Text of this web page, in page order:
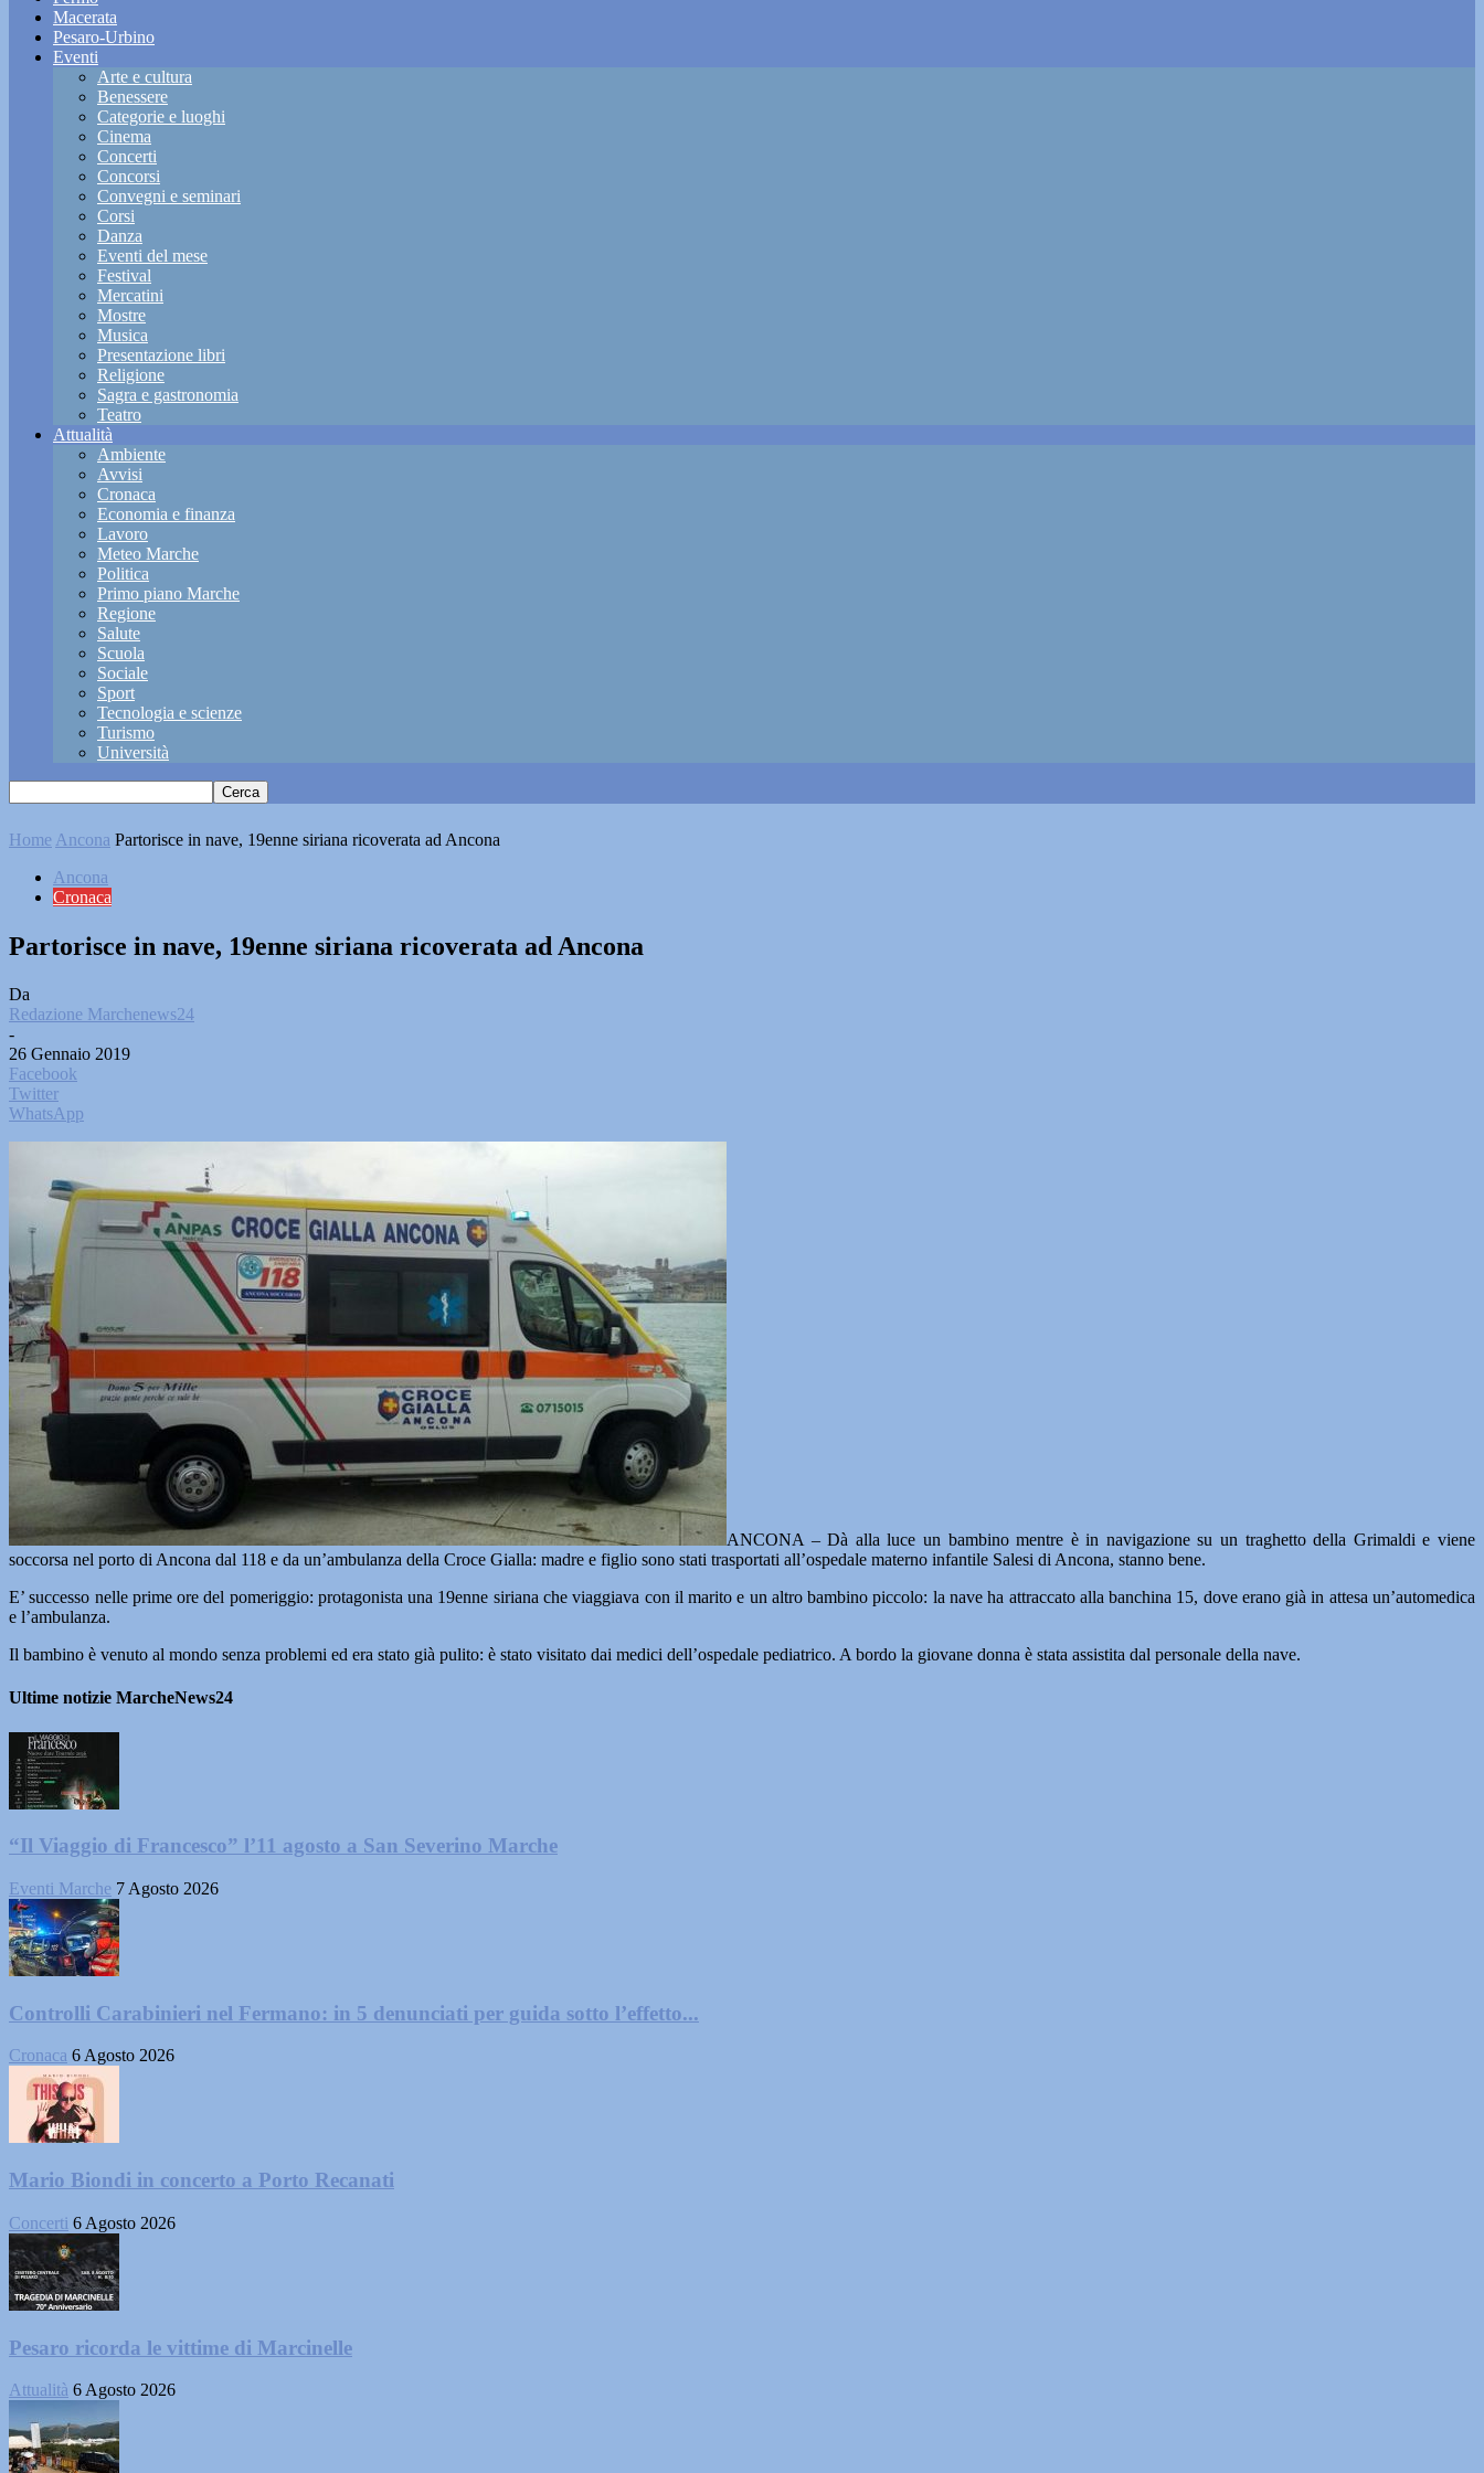
Macerata
Pesaro-Urbino
Eventi
Arte e cultura
Benessere
Categorie e luoghi
Cinema
Concerti
Concorsi
Convegni e seminari
Corsi
Danza
Eventi del mese
Festival
Mercatini
Mostre
Musica
Presentazione libri
Religione
Sagra e gastronomia
Teatro
Attualità
Ambiente
Avvisi
Cronaca
Economia e finanza
Lavoro
Meteo Marche
Politica
Primo piano Marche
Regione
Salute
Scuola
Sociale
Sport
Tecnologia e scienze
Turismo
Università
Home Ancona Partorisce in nave, 19enne siriana ricoverata ad Ancona
Ancona
Cronaca
Partorisce in nave, 19enne siriana ricoverata ad Ancona
Da
Redazione Marchenews24
-
26 Gennaio 2019
Facebook
Twitter
WhatsApp
ANCONA – Dà alla luce un bambino mentre è in navigazione su un traghetto della Grimaldi e viene
soccorsa nel porto di Ancona dal 118 e da un’ambulanza della Croce Gialla: madre e figlio sono stati trasportati all’ospedale materno infantile Salesi di Ancona, stanno bene.
E’ successo nelle prime ore del pomeriggio: protagonista una 19enne siriana che viaggiava con il marito e un altro bambino piccolo: la nave ha attraccato alla banchina 15, dove erano già in attesa un’automedica
e l’ambulanza.
Il bambino è venuto al mondo senza problemi ed era stato già pulito: è stato visitato dai medici dell’ospedale pediatrico. A bordo la giovane donna è stata assistita dal personale della nave.
Ultime notizie MarcheNews24
“Il Viaggio di Francesco” l’11 agosto a San Severino Marche
Eventi Marche 7 Agosto 2026
Controlli Carabinieri nel Fermano: in 5 denunciati per guida sotto l’effetto...
Cronaca 6 Agosto 2026
Mario Biondi in concerto a Porto Recanati
Concerti 6 Agosto 2026
Pesaro ricorda le vittime di Marcinelle
Attualità 6 Agosto 2026